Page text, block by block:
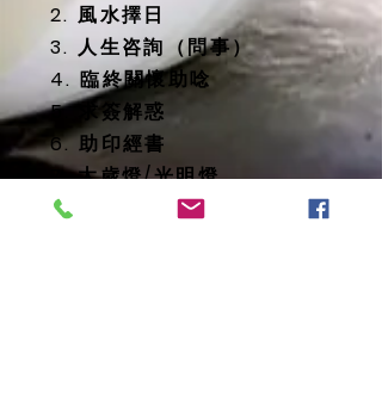
2. 風水擇日
3. 人生咨詢（問事）
4. 臨終關懷助唸
5. 求簽解惑
6. 助印經書
7. 太歲燈/光明燈
8. 消災延壽藥師佛燈